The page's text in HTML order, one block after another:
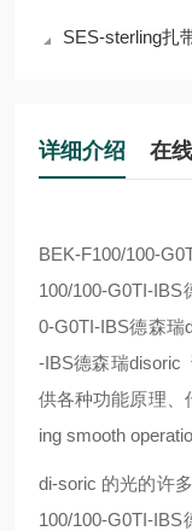
SES-sterling扎
详细介绍 在
BEK-F100/100-
100/100-G0TI-
0-G0TI-IBS德森
-IBS德森瑞disoric
供各种功能原理、
ing smooth
di-soric 的光的许
100/100-G0TI-